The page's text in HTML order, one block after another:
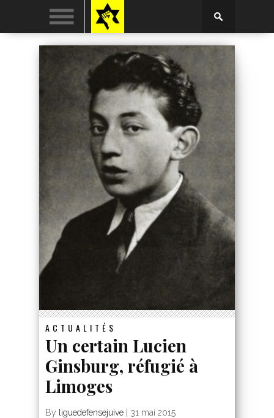
ACTUALITÉS
Un certain Lucien
Ginsburg, réfugié à
Limoges
By liguedefensejuive 31 mai 2015